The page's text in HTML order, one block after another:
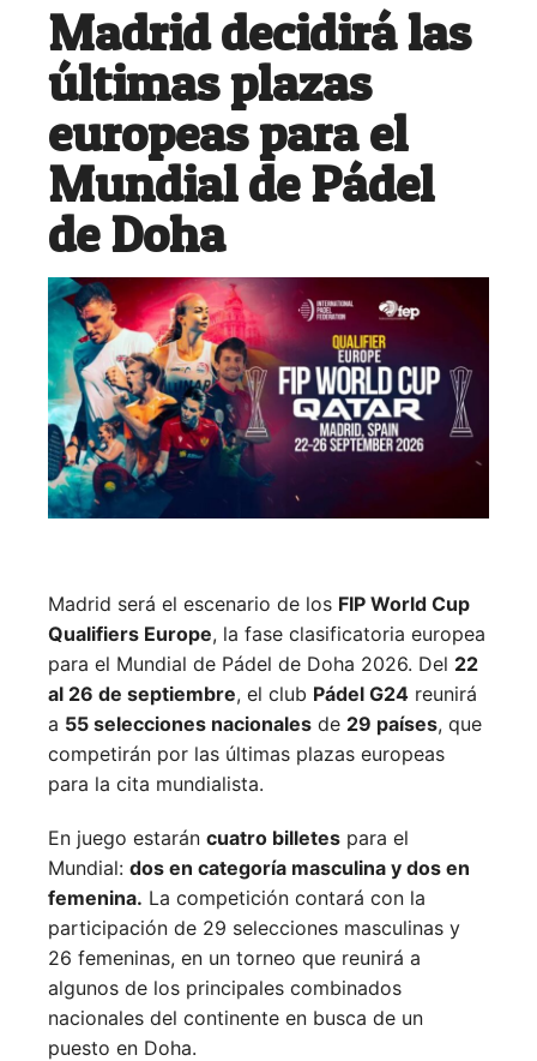
Madrid decidirá las
últimas plazas
europeas para el
Mundial de Pádel
de Doha
Madrid será el escenario de los FIP World Cup
Qualifiers Europe, la fase clasificatoria europea
para el Mundial de Pádel de Doha 2026. Del 22
al 26 de septiembre, el club Pádel G24 reunirá
a 55 selecciones nacionales de 29 países, que
competirán por las últimas plazas europeas
para la cita mundialista.
En juego estarán cuatro billetes para el
Mundial: dos en categoría masculina y dos en
femenina. La competición contará con la
participación de 29 selecciones masculinas y
26 femeninas, en un torneo que reunirá a
algunos de los principales combinados
nacionales del continente en busca de un
puesto en Doha.